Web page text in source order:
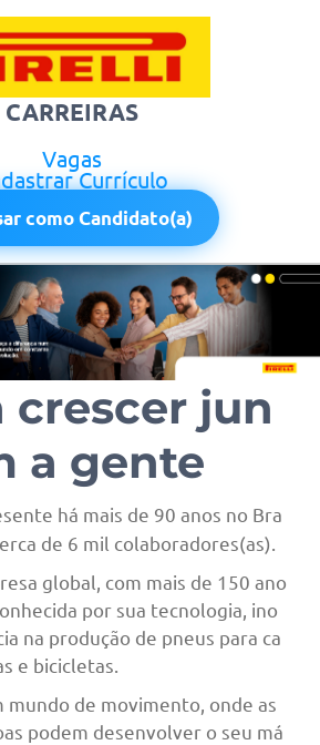
CARREIRAS
Vagas
Currículo
como Candidato(a)
crescer jun
a gente
há mais de 90 anos no Bra
de 6 mil colaboradores(as).
global, com mais de 150 ano
por sua tecnologia, ino
na produção de pneus para ca
e bicicletas.
mundo de movimento, onde as
podem desenvolver o seu má